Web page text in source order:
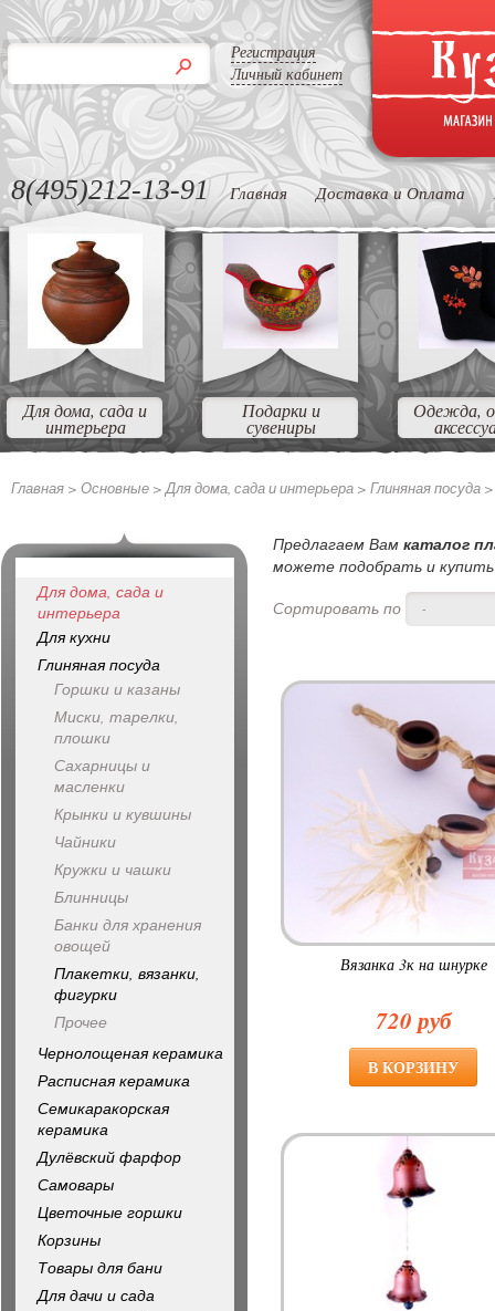
Регистрация
Личный кабинет
8(495)212-13-91 Главная Доставка и Оплата
Для дома, сада и
интерьера
Подарки и
сувениры
Одежда,
Главная > Основные >Для дома, сада и интерьера > Глиняная посуда
Предлагаем Вам каталог
можете подобрать и купить
Сортировать по
-
Вязанка 3к на шнурке
720 руб
Для дома, сада и
интерьера
Для кухни
Глиняная посуда
Горшки и казаны
Миски, тарелки,
плошки
Сахарницы и
масленки
Крынки и кувшины
Чайники
Кружки и чашки
Блинницы
Банки для хранения
овощей
Плакетки, вязанки,
фигурки
Прочее
Чернолощеная керамика
Расписная керамика
Семикаракорская
керамика
Дулёвский фарфор
Самовары
Цветочные горшки
Корзины
Товары для бани
Для дачи и сада